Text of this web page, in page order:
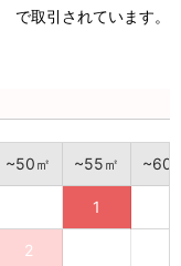
で取引されています。
~50㎡ ~55㎡ ~60
1
2